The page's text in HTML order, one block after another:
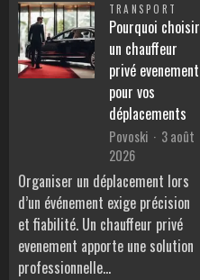
TRANSPORT
Pourquoi choisir
un chauffeur
privé evenement
pour vos
déplacements
Povoski
3 août
2026
Organiser un déplacement lors
d’un événement exige précision
et fiabilité. Un chauffeur privé
evenement apporte une solution
professionnelle…